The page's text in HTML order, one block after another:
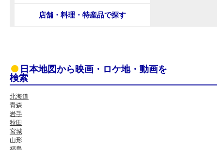
店舗・料理・特産品で探す
日本地図から映画・ロケ地・動画を
検索
北海道
青森
岩手
秋田
宮城
山形